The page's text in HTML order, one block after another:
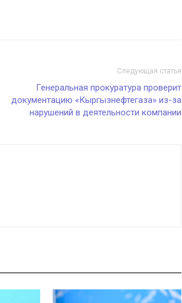
Следующая статья
Генеральная прокуратура проверит
документацию «Кыргызнефтегаза» из-за
нарушений в деятельности компании